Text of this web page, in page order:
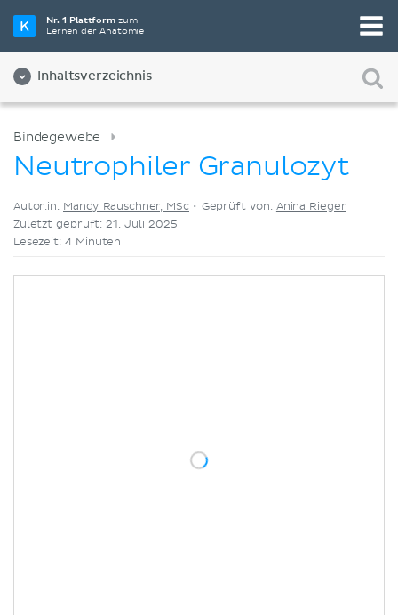
Nr. 1 Plattformzum
Lernen der Anatomie
Inhaltsverzeichnis
Wähle die beste Lernmethode für dich
Videos
Bindegewebe
Neutrophiler Granulozyt
Autor:in: Mandy Rauschner, MSc • Geprüft von: Anina Rieger
Zuletzt geprüft: 21. Juli 2025
Lesezeit: 4 Minuten